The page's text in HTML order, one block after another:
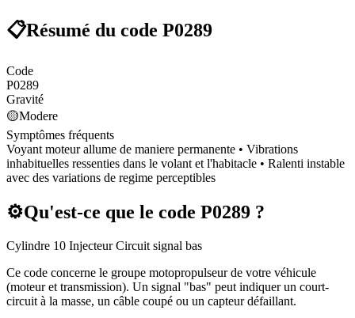
📋Résumé du code P0289
Code
P0289
Gravité
🟡Modere
Symptômes fréquents
Voyant moteur allume de maniere permanente • Vibrations
inhabituelles ressenties dans le volant et l'habitacle • Ralenti instable
avec des variations de regime perceptibles
⚙️Qu'est-ce que le code P0289 ?
Cylindre 10 Injecteur Circuit signal bas
Ce code concerne le groupe motopropulseur de votre véhicule
(moteur et transmission). Un signal "bas" peut indiquer un court-
circuit à la masse, un câble coupé ou un capteur défaillant.